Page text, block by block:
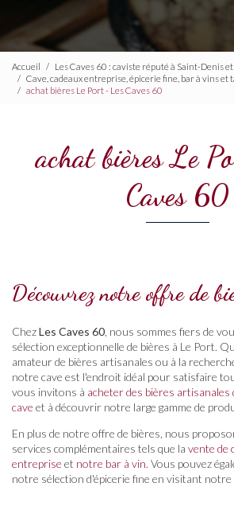
Accueil
Les Caves 60 : caviste réputé à Saint-Denis
Cave, cadeaux entreprise, épicerie fine, bar à vins et
achat bières Le Port - Les Caves 60
achat bières Le
Caves 60
Découvrez notre offre de
ChezLes Caves 60 , nous sommes fiers de
sélection exceptionnelle de bières à Le Port.
amateur de bières artisanales ou à la
notre cave est l'endroit idéal pour satisfaire
vous invitons à acheter des bières artisanales
cave et à découvrir notre large gamme de
En plus de notre offre de bières, nous
services complémentaires tels que la vente de
entreprise et notre bar à vin. Vous pouvez
notre sélection d'épicerie fine en visitant notre